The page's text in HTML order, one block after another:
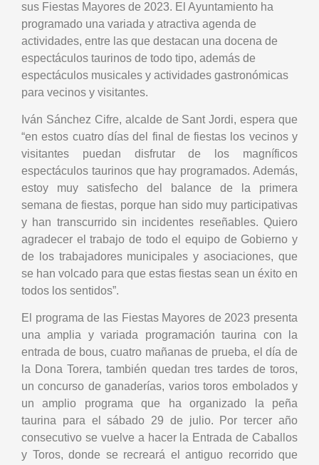
sus Fiestas Mayores de 2023. El Ayuntamiento ha
programado una variada y atractiva agenda de
actividades, entre las que destacan una docena de
espectáculos taurinos de todo tipo, además de
espectáculos musicales y actividades gastronómicas
para vecinos y visitantes.
Iván Sánchez Cifre, alcalde de Sant Jordi, espera que
“en estos cuatro días del final de fiestas los vecinos y
visitantes puedan disfrutar de los magníficos
espectáculos taurinos que hay programados. Además,
estoy muy satisfecho del balance de la primera
semana de fiestas, porque han sido muy participativas
y han transcurrido sin incidentes reseñables. Quiero
agradecer el trabajo de todo el equipo de Gobierno y
de los trabajadores municipales y asociaciones, que
se han volcado para que estas fiestas sean un éxito en
todos los sentidos”.
El programa de las Fiestas Mayores de 2023 presenta
una amplia y variada programación taurina con la
entrada de bous, cuatro mañanas de prueba, el día de
la Dona Torera, también quedan tres tardes de toros,
un concurso de ganaderías, varios toros embolados y
un amplio programa que ha organizado la peña
taurina para el sábado 29 de julio. Por tercer año
consecutivo se vuelve a hacer la Entrada de Caballos
y Toros, donde se recreará el antiguo recorrido que